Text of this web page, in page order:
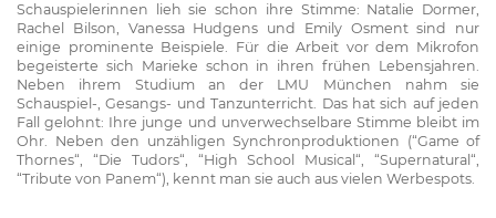
Schauspielerinnen lieh sie schon ihre Stimme: Natalie Dormer,
Rachel Bilson, Vanessa Hudgens und Emily Osment sind nur
einige prominente Beispiele. Für die Arbeit vor dem Mikrofon
begeisterte sich Marieke schon in ihren frühen Lebensjahren.
Neben ihrem Studium an der LMU München nahm sie
Schauspiel-, Gesangs- und Tanzunterricht. Das hat sich auf jeden
Fall gelohnt: Ihre junge und unverwechselbare Stimme bleibt im
Ohr. Neben den unzähligen Synchronproduktionen (“Game of
Thornes“, “Die Tudors“, “High School Musical“, “Supernatural“,
“Tribute von Panem“), kennt man sie auch aus vielen Werbespots.